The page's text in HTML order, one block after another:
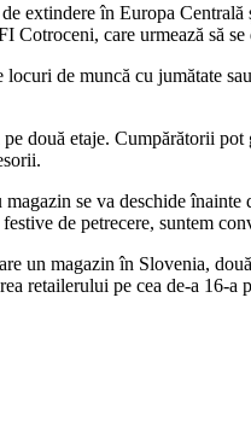
extindere în Europa
care urmează să se
de muncă cu jumătate
două etaje. Cumpărătorii
se va deschide
de petrecere, suntem
un magazin în Slovenia,
retailerului pe cea de-a 16-